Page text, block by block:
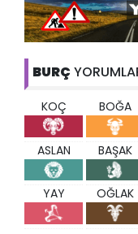
BURÇ
KOÇ BOĞA
ASLAN BAŞAK
YAY OĞLAK